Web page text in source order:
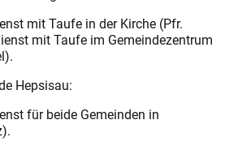
mit Taufe in der Kirche (Pfr.
mit Taufe im Gemeindezentrum
Hepsisau:
für beide Gemeinden in